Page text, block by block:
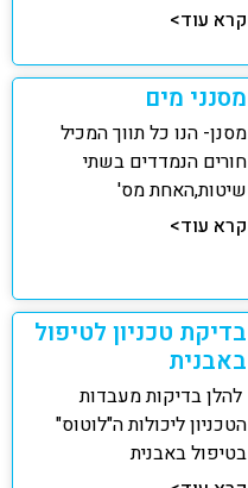
קרא עוד>
מסנני מים
מסנן- הנו כל תווך המכיל
חורים הנמדדים בשתי
שיטות,האחת מס'
קרא עוד>
בדיקת טכניון לטיפול
באבנית
להלן בדיקות מעבדות
הטכניון ליכולות ה"לוטוס"
בטיפול באבנית